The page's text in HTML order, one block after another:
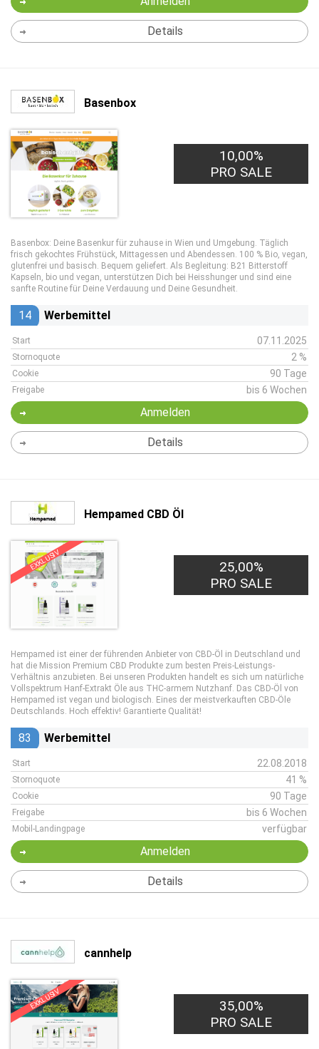
Details
Basenbox
10,00%
PRO SALE
Basenbox: Deine Basenkur für zuhause in Wien und Umgebung. Täglich
frisch gekochtes Frühstück, Mittagessen und Abendessen. 100 % Bio, vegan,
glutenfrei und basisch. Bequem geliefert. Als Begleitung: B21 Bitterstoff
Kapseln, bio und vegan, unterstützen Dich bei Heisshunger und sind eine
sanfte Routine für Deine Verdauung und Deine Gesundheit.
14 Werbemittel
Start 07.11.2025
Stornoquote 2 %
Cookie 90 Tage
Freigabe bis 6 Wochen
Anmelden
Details
Hempamed CBD Öl
EXKLUSIV
25,00%
PRO SALE
Hempamed ist einer der führenden Anbieter von CBD-Öl in Deutschland und
hat die Mission Premium CBD Produkte zum besten Preis-Leistungs-
Verhältnis anzubieten. Bei unseren Produkten handelt es sich um natürliche
Vollspektrum Hanf-Extrakt Öle aus THC-armem Nutzhanf. Das CBD-Öl von
Hempamed ist vegan und biologisch. Eines der meistverkauften CBD-Öle
Deutschlands. Hoch effektiv! Garantierte Qualität!
83 Werbemittel
Start 22.08.2018
Stornoquote 41 %
Cookie 90 Tage
Freigabe bis 6 Wochen
Mobil-Landingpage verfügbar
Anmelden
Details
cannhelp
EXKLUSIV
35,00%
PRO SALE